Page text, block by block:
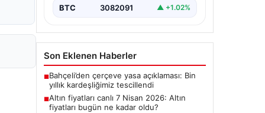
BTC 3082091 ▲ +1.02%
Son Eklenen Haberler
■Bahçeli’den çerçeve yasa açıklaması: Bin
yıllık kardeşliğimiz tescillendi
■Altın fiyatları canlı 7 Nisan 2026: Altın
fiyatları bugün ne kadar oldu?